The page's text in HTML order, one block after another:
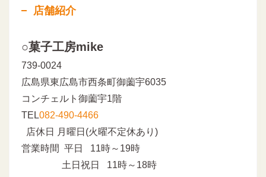
店舗紹介
○菓子工房mike
739-0024
広島県東広島市西条町御薗宇6035
コンチェルト御薗宇1階
TEL082-490-4466
店休日 月曜日(火曜不定休あり)
営業時間 平日 11時～19時
土日祝日 11時～18時